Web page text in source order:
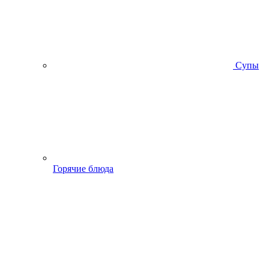
Супы
Горячие блюда